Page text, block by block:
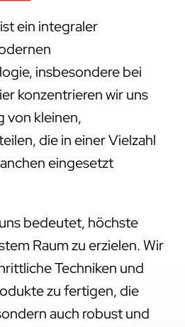
ein integraler
insbesondere bei
konzentrieren wir uns
von kleinen,
die in einer Vielzahl
eingesetzt
bedeutet, höchste
Raum zu erzielen. Wir
Techniken und
zu fertigen, die
auch robust und